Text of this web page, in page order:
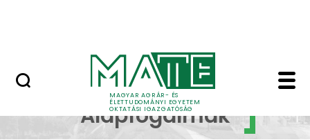
MAGYAR AGRÁR- ÉS
ÉLETTUDOMÁNYI EGYETEM
OKTATÁSI IGAZGATÓSÁG
Mi mit jelent?
Mi mit jelent?
Alapfogalmak